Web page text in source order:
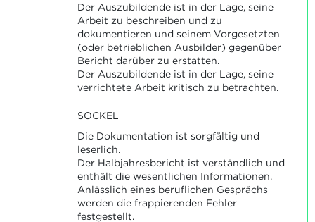
Der Auszubildende ist in der Lage, seine
Arbeit zu beschreiben und zu
dokumentieren und seinem Vorgesetzten
(oder betrieblichen Ausbilder) gegenüber
Bericht darüber zu erstatten.
Der Auszubildende ist in der Lage, seine
verrichtete Arbeit kritisch zu betrachten.
SOCKEL
Die Dokumentation ist sorgfältig und
leserlich.
Der Halbjahresbericht ist verständlich und
enthält die wesentlichen Informationen.
Anlässlich eines beruflichen Gesprächs
werden die frappierenden Fehler
festgestellt.